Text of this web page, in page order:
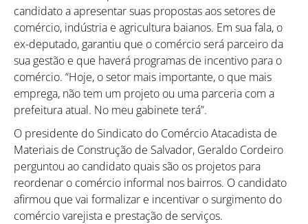
candidato a apresentar suas propostas aos setores de
comércio, indústria e agricultura baianos. Em sua fala, o
ex-deputado, garantiu que o comércio será parceiro da
sua gestão e que haverá programas de incentivo para o
comércio. “Hoje, o setor mais importante, o que mais
emprega, não tem um projeto ou uma parceria com a
prefeitura atual. No meu gabinete terá”.
O presidente do Sindicato do Comércio Atacadista de
Materiais de Construção de Salvador, Geraldo Cordeiro
perguntou ao candidato quais são os projetos para
reordenar o comércio informal nos bairros. O candidato
afirmou que vai formalizar e incentivar o surgimento do
comércio varejista e prestação de serviços.